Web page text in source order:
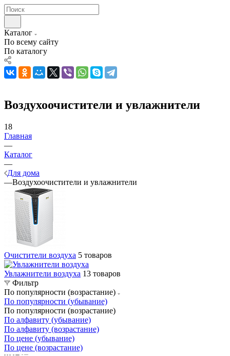
Каталог
По всему сайту
По каталогу
Воздухоочистители и увлажнители
18
Главная
—
Каталог
—
Для дома
—Воздухоочистители и увлажнители
Очистители воздуха 5 товаров
Увлажнители воздуха 13 товаров
Фильтр
По популярности (возрастание)
По популярности (убывание)
По популярности (возрастание)
По алфавиту (убывание)
По алфавиту (возрастание)
По цене (убывание)
По цене (возрастание)